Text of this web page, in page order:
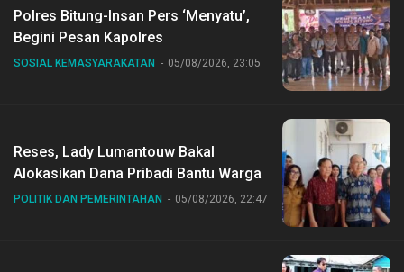
Polres Bitung-Insan Pers ‘Menyatu’,
Begini Pesan Kapolres
SOSIAL KEMASYARAKATAN 05/08/2026, 23:05
Reses, Lady Lumantouw Bakal
Alokasikan Dana Pribadi Bantu Warga
POLITIK DAN PEMERINTAHAN 05/08/2026, 22:47